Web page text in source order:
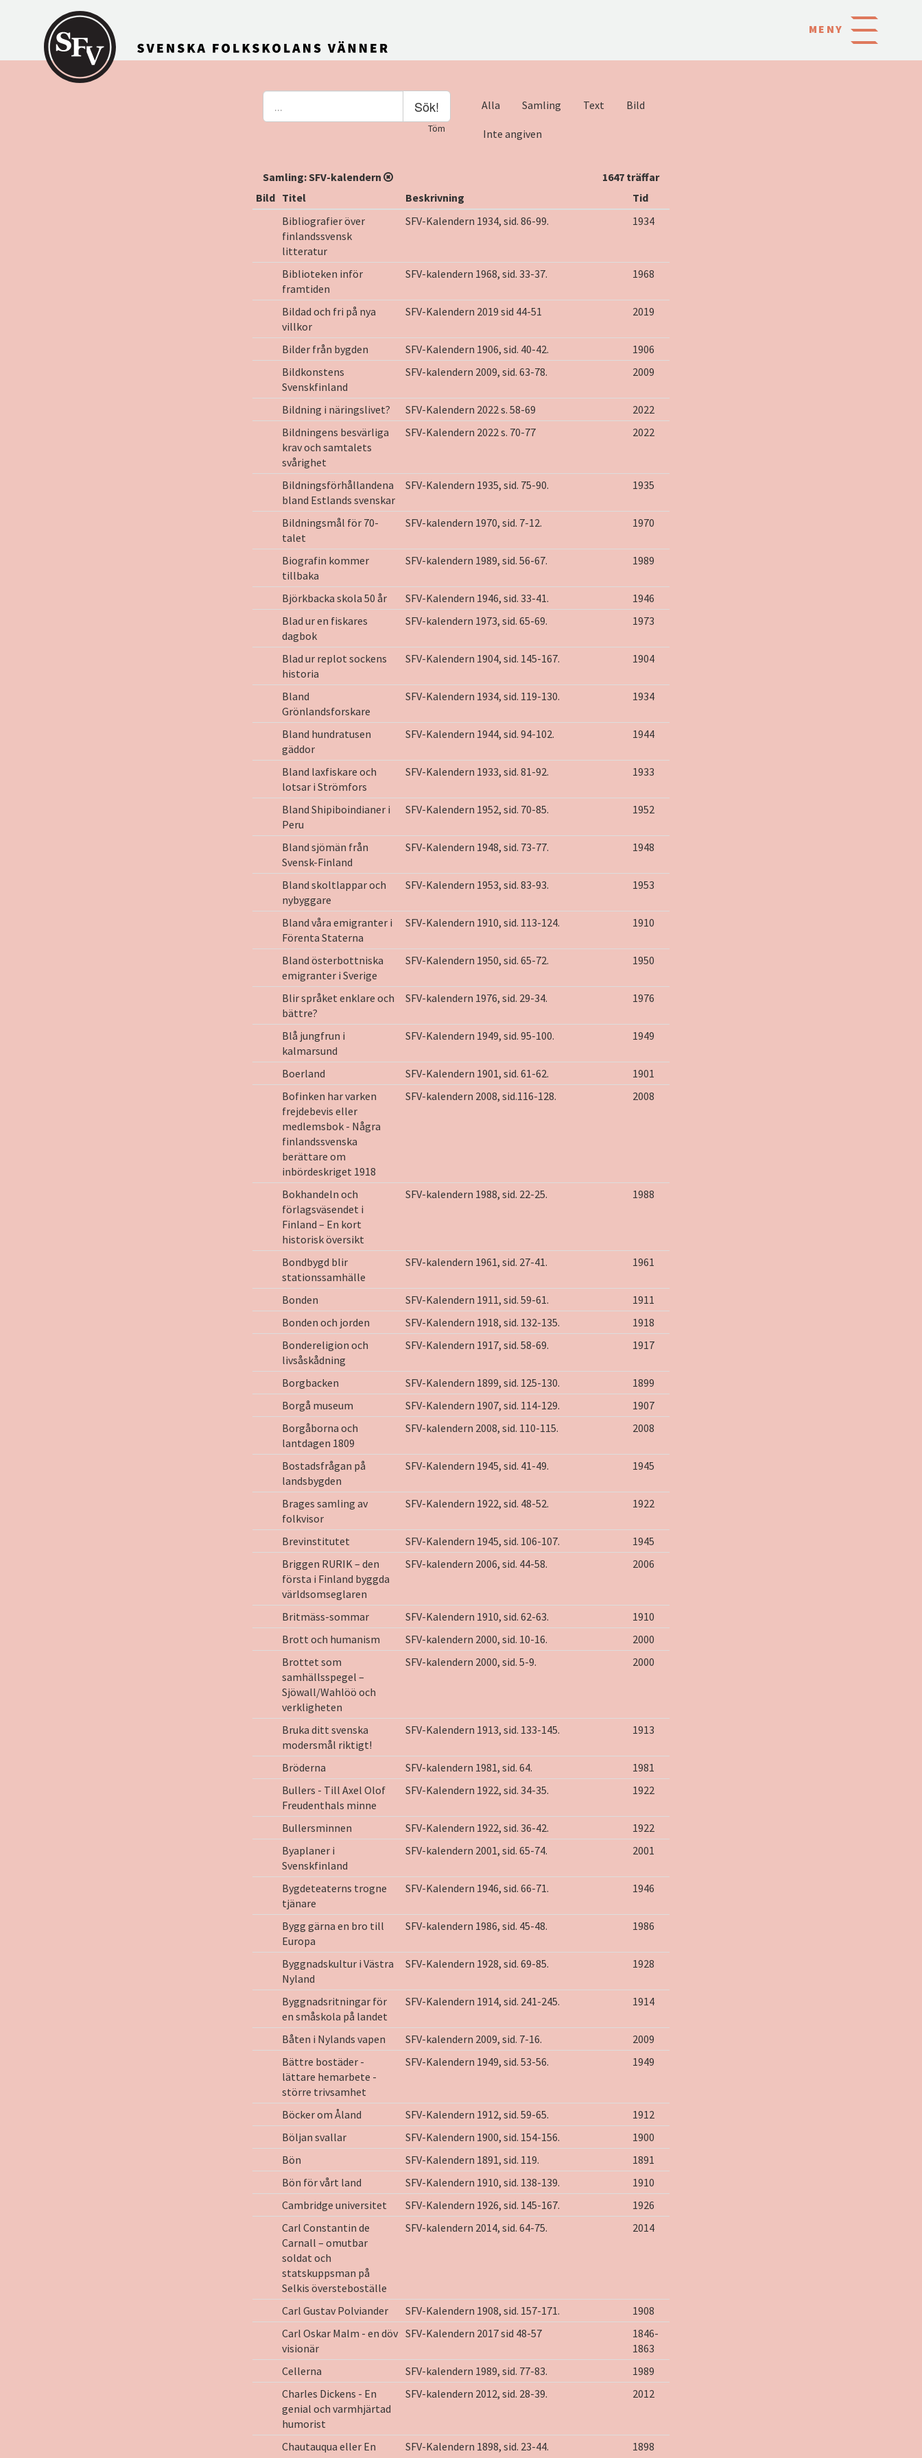
Gå till innehållet
MENY
Sök!
Töm
Alla Samling Text Bild
Inte angiven
Samling:SFV-kalendern
1647 träffar
Bild Titel Beskrivning
Tid
Bibliografier över
finlandssvensk
litteratur
SFV-Kalendern 1934, sid. 86-99. 1934
Biblioteken inför
framtiden
SFV-kalendern 1968, sid. 33-37. 1968
Bildad och fri på nya
villkor
SFV-Kalendern 2019 sid 44-51 2019
Bilder från bygden SFV-Kalendern 1906, sid. 40-42.
1906
Bildkonstens
Svenskfinland
SFV-kalendern 2009, sid. 63-78. 2009
Bildning i näringslivet? SFV-Kalendern 2022 s. 58-69
2022
Bildningens besvärliga
krav och samtalets
svårighet
SFV-Kalendern 2022 s. 70-77 2022
Bildningsförhållandena
bland Estlands svenskar
SFV-Kalendern 1935, sid. 75-90. 1935
Bildningsmål för 70-
talet
SFV-kalendern 1970, sid. 7-12. 1970
Biografin kommer
tillbaka
SFV-kalendern 1989, sid. 56-67. 1989
Björkbacka skola 50 år SFV-Kalendern 1946, sid. 33-41.
1946
Blad ur en fiskares
dagbok
SFV-kalendern 1973, sid. 65-69. 1973
Blad ur replot sockens
historia
SFV-Kalendern 1904, sid. 145-167. 1904
Bland
Grönlandsforskare
SFV-Kalendern 1934, sid. 119-130. 1934
Bland hundratusen
gäddor
SFV-Kalendern 1944, sid. 94-102. 1944
Bland laxfiskare och
lotsar i Strömfors
SFV-Kalendern 1933, sid. 81-92. 1933
Bland Shipiboindianer i
Peru
SFV-Kalendern 1952, sid. 70-85. 1952
Bland sjömän från
Svensk-Finland
SFV-Kalendern 1948, sid. 73-77. 1948
Bland skoltlappar och
nybyggare
SFV-Kalendern 1953, sid. 83-93. 1953
Bland våra emigranter i
Förenta Staterna
SFV-Kalendern 1910, sid. 113-124. 1910
Bland österbottniska
emigranter i Sverige
SFV-Kalendern 1950, sid. 65-72. 1950
Blir språket enklare och
bättre?
SFV-kalendern 1976, sid. 29-34. 1976
Blå jungfrun i
kalmarsund
SFV-Kalendern 1949, sid. 95-100. 1949
Boerland SFV-Kalendern 1901, sid. 61-62.
1901
Bofinken har varken
frejdebevis eller
medlemsbok - Några
finlandssvenska
berättare om
inbördeskriget 1918
SFV-kalendern 2008, sid.116-128. 2008
Bokhandeln och
förlagsväsendet i
Finland – En kort
historisk översikt
SFV-kalendern 1988, sid. 22-25. 1988
Bondbygd blir
stationssamhälle
SFV-kalendern 1961, sid. 27-41. 1961
Bonden SFV-Kalendern 1911, sid. 59-61.
1911
Bonden och jorden
SFV-Kalendern 1918, sid. 132-135.
1918
Bondereligion och
livsåskådning
SFV-Kalendern 1917, sid. 58-69. 1917
Borgbacken SFV-Kalendern 1899, sid. 125-130.
1899
Borgå museum
SFV-Kalendern 1907, sid. 114-129.
1907
Borgåborna och
lantdagen 1809
SFV-kalendern 2008, sid. 110-115. 2008
Bostadsfrågan på
landsbygden
SFV-Kalendern 1945, sid. 41-49. 1945
Brages samling av
folkvisor
SFV-Kalendern 1922, sid. 48-52. 1922
Brevinstitutet SFV-Kalendern 1945, sid. 106-107.
1945
Briggen RURIK – den
första i Finland byggda
världsomseglaren
SFV-kalendern 2006, sid. 44-58. 2006
Britmäss-sommar SFV-Kalendern 1910, sid. 62-63.
1910
Brott och humanism
SFV-kalendern 2000, sid. 10-16.
2000
Brottet som
samhällsspegel –
Sjöwall/Wahlöö och
verkligheten
SFV-kalendern 2000, sid. 5-9. 2000
Bruka ditt svenska
modersmål riktigt!
SFV-Kalendern 1913, sid. 133-145. 1913
Bröderna SFV-kalendern 1981, sid. 64.
1981
Bullers - Till Axel Olof
Freudenthals minne
SFV-Kalendern 1922, sid. 34-35. 1922
Bullersminnen SFV-Kalendern 1922, sid. 36-42.
1922
Byaplaner i
Svenskfinland
SFV-kalendern 2001, sid. 65-74. 2001
Bygdeteaterns trogne
tjänare
SFV-Kalendern 1946, sid. 66-71. 1946
Bygg gärna en bro till
Europa
SFV-kalendern 1986, sid. 45-48. 1986
Byggnadskultur i Västra
Nyland
SFV-Kalendern 1928, sid. 69-85. 1928
Byggnadsritningar för
en småskola på landet
SFV-Kalendern 1914, sid. 241-245. 1914
Båten i Nylands vapen SFV-kalendern 2009, sid. 7-16.
2009
Bättre bostäder -
lättare hemarbete -
större trivsamhet
SFV-Kalendern 1949, sid. 53-56. 1949
Böcker om Åland SFV-Kalendern 1912, sid. 59-65.
1912
Böljan svallar
SFV-Kalendern 1900, sid. 154-156.
1900
Bön
SFV-Kalendern 1891, sid. 119.
1891
Bön för vårt land
SFV-Kalendern 1910, sid. 138-139.
1910
Cambridge universitet
SFV-Kalendern 1926, sid. 145-167.
1926
Carl Constantin de
Carnall – omutbar
soldat och
statskuppsman på
Selkis översteboställe
SFV-kalendern 2014, sid. 64-75. 2014
Carl Gustav Polviander SFV-Kalendern 1908, sid. 157-171.
1908
Carl Oskar Malm - en döv
visionär
SFV-Kalendern 2017 sid 48-57
1846-
1863
Cellerna
SFV-kalendern 1989, sid. 77-83.
1989
Charles Dickens - En
genial och varmhjärtad
humorist
SFV-kalendern 2012, sid. 28-39. 2012
Chautauqua eller En
SFV-Kalendern 1898, sid. 23-44. 1898